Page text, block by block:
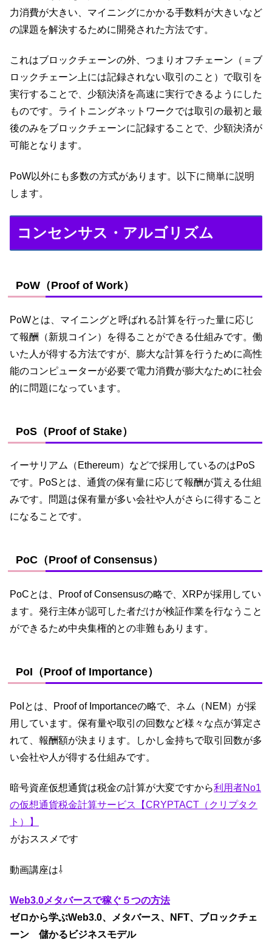
力消費が大きい、マイニングにかかる手数料が大きいなど
の課題を解決するために開発された方法です。
これはブロックチェーンの外、つまりオフチェーン（＝ブ
ロックチェーン上には記録されない取引のこと）で取引を
実行することで、少額決済を高速に実行できるようにした
ものです。ライトニングネットワークでは取引の最初と最
後のみをブロックチェーンに記録することで、少額決済が
可能となります。
PoW以外にも多数の方式があります。以下に簡単に説明
します。
コンセンサス・アルゴリズム
PoW（Proof of Work）
PoWとは、マイニングと呼ばれる計算を行った量に応じ
て報酬（新規コイン）を得ることができる仕組みです。働
いた人が得する方法ですが、膨大な計算を行うために高性
能のコンピューターが必要で電力消費が膨大なために社会
的に問題になっています。
PoS（Proof of Stake）
イーサリアム（Ethereum）などで採用しているのはPoS
です。PoSとは、通貨の保有量に応じて報酬が貰える仕組
みです。問題は保有量が多い会社や人がさらに得すること
になることです。
PoC（Proof of Consensus）
PoCとは、Proof of Consensusの略で、XRPが採用してい
ます。発行主体が認可した者だけが検証作業を行なうこと
ができるため中央集権的との非難もあります。
PoI（Proof of Importance）
PoIとは、Proof of Importanceの略で、ネム（NEM）が採
用しています。保有量や取引の回数など様々な点が算定さ
れて、報酬額が決まります。しかし金持ちで取引回数が多
い会社や人が得する仕組みです。
暗号資産仮想通貨は税金の計算が大変ですから利用者No1
の仮想通貨税金計算サービス【CRYPTACT（クリプタク
ト）】
がおススメです
動画講座は⇩
Web3.0メタバースで稼ぐ５つの方法
ゼロから学ぶWeb3.0、メタバース、NFT、ブロックチェ
ーン 儲かるビジネスモデル